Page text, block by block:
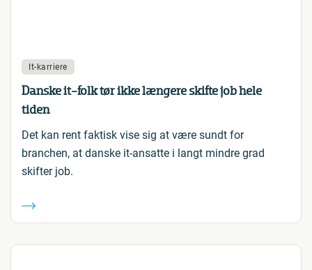
It-karriere
Danske it-folk tør ikke længere skifte job hele
tiden
Det kan rent faktisk vise sig at være sundt for
branchen, at danske it-ansatte i langt mindre grad
skifter job.